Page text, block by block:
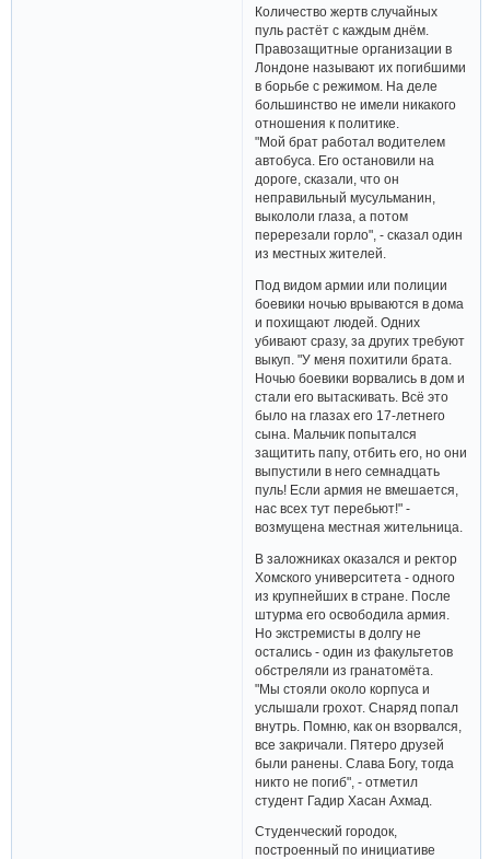
Количество жертв случайных
пуль растёт с каждым днём.
Правозащитные организации в
Лондоне называют их погибшими
в борьбе с режимом. На деле
большинство не имели никакого
отношения к политике.
"Мой брат работал водителем
автобуса. Его остановили на
дороге, сказали, что он
неправильный мусульманин,
выкололи глаза, а потом
перерезали горло", - сказал один
из местных жителей.
Под видом армии или полиции
боевики ночью врываются в дома
и похищают людей. Одних
убивают сразу, за других требуют
выкуп. "У меня похитили брата.
Ночью боевики ворвались в дом и
стали его вытаскивать. Всё это
было на глазах его 17-летнего
сына. Мальчик попытался
защитить папу, отбить его, но они
выпустили в него семнадцать
пуль! Если армия не вмешается,
нас всех тут перебьют!" -
возмущена местная жительница.
В заложниках оказался и ректор
Хомского университета - одного
из крупнейших в стране. После
штурма его освободила армия.
Но экстремисты в долгу не
остались - один из факультетов
обстреляли из гранатомёта.
"Мы стояли около корпуса и
услышали грохот. Снаряд попал
внутрь. Помню, как он взорвался,
все закричали. Пятеро друзей
были ранены. Слава Богу, тогда
никто не погиб", - отметил
студент Гадир Хасан Ахмад.
Студенческий городок,
построенный по инициативе